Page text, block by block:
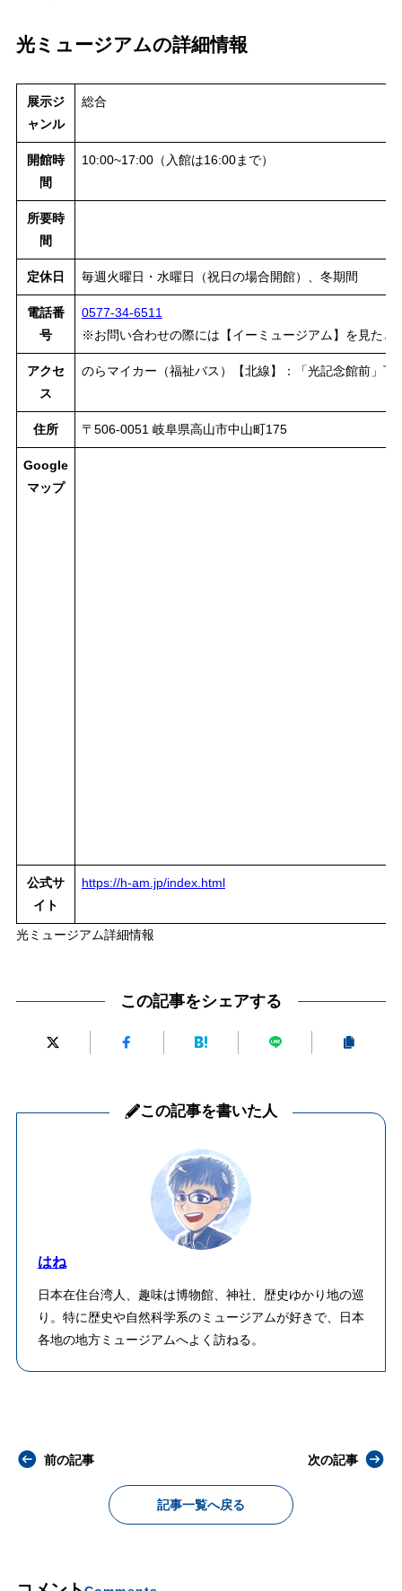
光ミュージアムの詳細情報
展示ジ
ャンル
総合
開館時
間
10:00~17:00（入館は16:00まで）
所要時
間
定休日 毎週火曜日・水曜日（祝日の場合開館）、冬期間
電話番
号
0577-34-6511
※お問い合わせの際には【イーミュージアム】を見たと
アクセ
ス
のらマイカー（福祉バス）【北線】：「光記念館前」下
住所 〒506-0051 岐阜県高山市中山町175
Google
マップ
公式サ
イト
https://h-am.jp/index.html
光ミュージアム詳細情報
この記事をシェアする
この記事を書いた人
はね
日本在住台湾人、趣味は博物館、神社、歴史ゆかり地の巡
り。特に歴史や自然科学系のミュージアムが好きで、日本
各地の地方ミュージアムへよく訪ねる。
前の記事
記事一覧へ戻る
次の記事